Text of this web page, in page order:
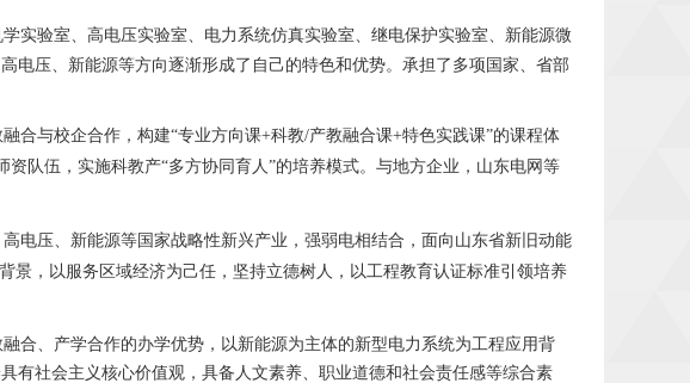
实验室、高电压实验室、电力系统仿真实验室、继电保护实验室、新能源微
电压、新能源等方向逐渐形成了自己的特色和优势。承担了多项国家、省部
合与校企合作，构建“专业方向课+科教/产教融合课+特色实践课”的课程体
资队伍，实施科教产“多方协同育人”的培养模式。与地方企业，山东电网等
电压、新能源等国家战略性新兴产业，强弱电相结合，面向山东省新旧动能
景，以服务区域经济为己任，坚持立德树人，以工程教育认证标准引领培养
合、产学合作的办学优势，以新能源为主体的新型电力系统为工程应用背
有社会主义核心价值观，具备人文素养、职业道德和社会责任感等综合素